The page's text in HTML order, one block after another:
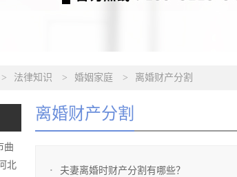
> 法律知识 > 婚姻家庭 > 离婚财产分割
曲
北
离婚财产分割
夫妻离婚时财产分割有哪些？